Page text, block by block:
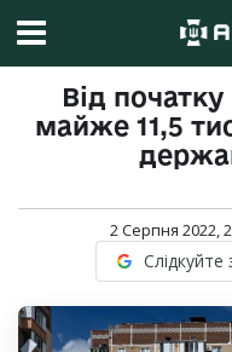
Від
майже 11,5
2 Серпня 2022,